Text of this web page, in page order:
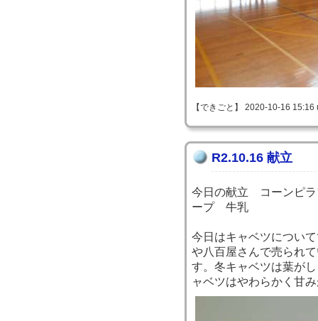
【できごと】 2020-10-16
R2.10.16 献立
今日の献立 コーンピ
ープ 牛乳
今日はキャベツについ
や八百屋さんで売られ
す。冬キャベツは葉が
ャベツはやわらかく甘